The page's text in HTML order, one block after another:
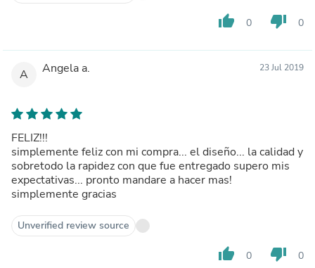
thumb_up 0 thumb_down 0
A Angela a. 23 Jul 2019
FELIZ!!!
simplemente feliz con mi compra... el diseño... la calidad y
sobretodo la rapidez con que fue entregado supero mis
expectativas... pronto mandare a hacer mas!
simplemente gracias
Unverified review source
thumb_up 0 thumb_down 0